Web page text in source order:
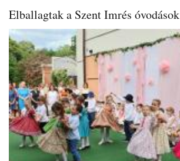
Elballagtak a Szent Imrés óvodások